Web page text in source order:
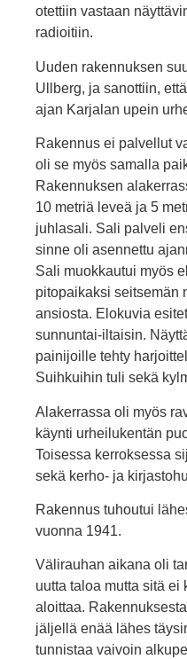
otettiin vastaan
radioitiin.
Uuden rakennuksen
Ullberg, ja sanottiin,
ajan Karjalan upein
Rakennus ei palvellut
oli se myös samalla
Rakennuksen
10 metriä leveä ja 5
juhlasali. Sali palveli
sinne oli asennettu
Sali muokkautui myös
pitopaikaksi seitsemän
ansiosta. Elokuvia
sunnuntai-iltaisin.
painijoille tehty
Suihkuihin tuli sekä
Alakerrassa oli myös
käynti urheilukentän
Toisessa kerroksessa
sekä kerho- ja
Rakennus tuhoutui
vuonna 1941.
Välirauhan aikana oli
uutta taloa mutta sitä ei
aloittaa.
jäljellä enää lähes
tunnistaa vaivoin